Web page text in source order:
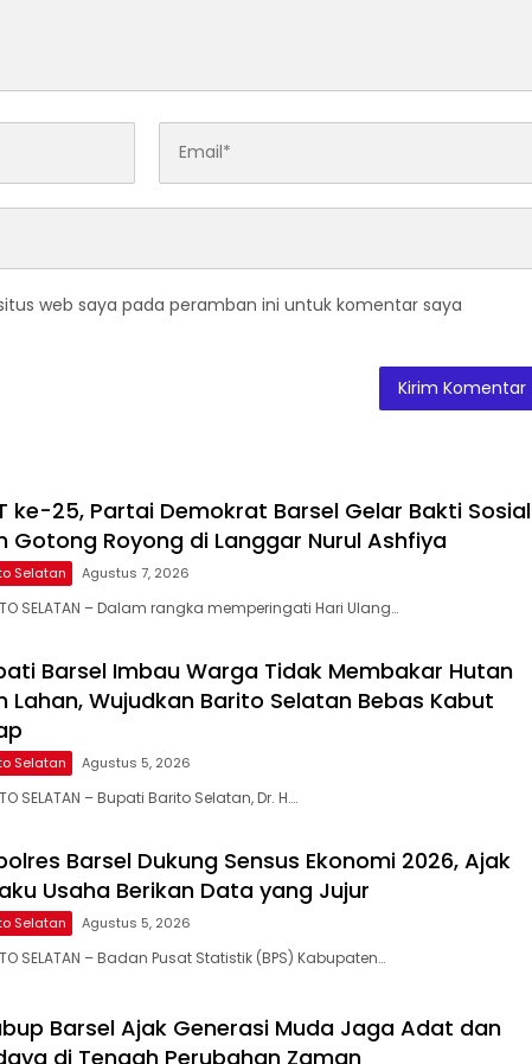
web saya pada peramban ini untuk komentar saya
ke-25, Partai Demokrat Barsel Gelar Bakti Sosial
Gotong Royong di Langgar Nurul Ashfiya
Selatan Agustus 7, 2026
SELATAN – Dalam rangka memperingati Hari Ulang…
Barsel Imbau Warga Tidak Membakar Hutan
Lahan, Wujudkan Barito Selatan Bebas Kabut
Selatan Agustus 5, 2026
SELATAN – Bupati Barito Selatan, Dr. H….
Barsel Dukung Sensus Ekonomi 2026, Ajak
Usaha Berikan Data yang Jujur
Selatan Agustus 5, 2026
SELATAN – Badan Pusat Statistik (BPS) Kabupaten…
Barsel Ajak Generasi Muda Jaga Adat dan
di Tengah Perubahan Zaman